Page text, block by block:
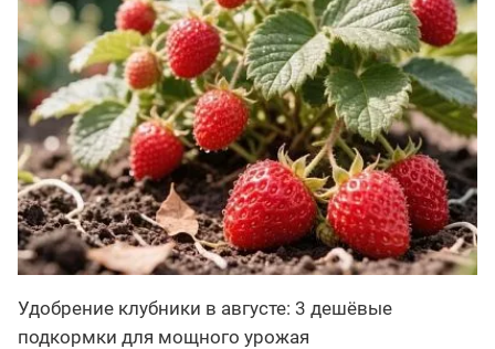
Удобрение клубники в августе: 3 дешёвые
подкормки для мощного урожая